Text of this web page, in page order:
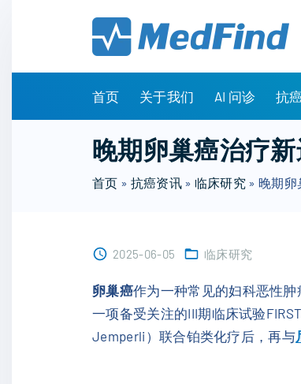
首页 关于我们 AI 问诊 抗
有
诊
药
晚期卵巢癌治疗
首页 » 抗癌资讯» 临床研究 »晚期卵
2025-06-05 临床研究
卵巢癌作为一种常见的妇科恶性
一项备受关注的III期临床试验
Jemperli）联合铂类化疗后，再与